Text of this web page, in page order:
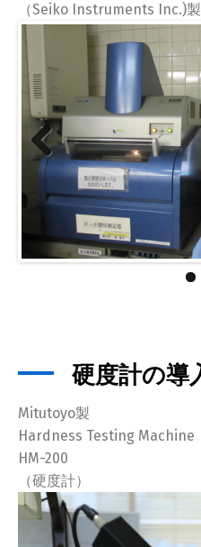
（Seiko Instruments Inc.)製
Previous
硬度計の導入
Mitutoyo製
Hardness Testing Machine
HM-200
（硬度計）